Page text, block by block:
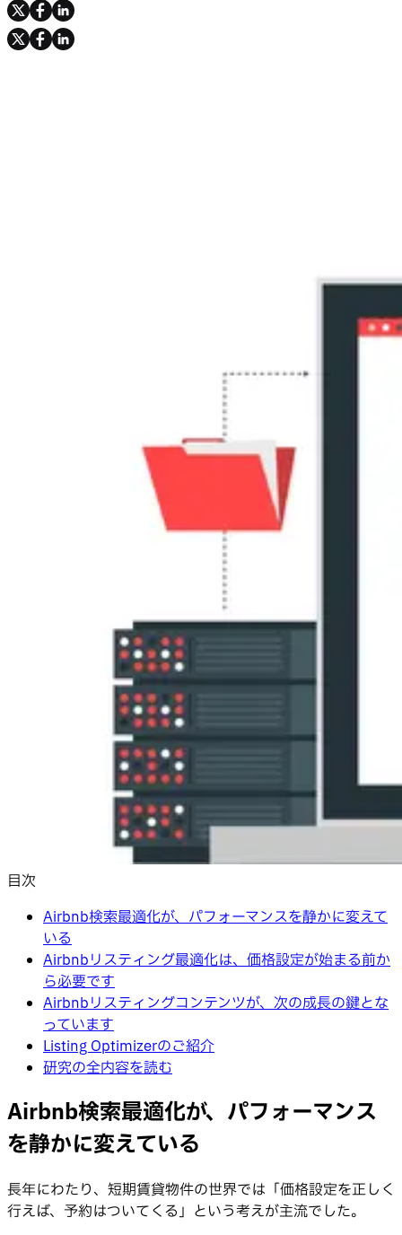
目次
Airbnb検索最適化が、パフォーマンスを静かに変えて
いる
Airbnbリスティング最適化は、価格設定が始まる前か
ら必要です
Airbnbリスティングコンテンツが、次の成長の鍵とな
っています
Listing Optimizerのご紹介
研究の全内容を読む
Airbnb検索最適化が、パフォーマンス
を静かに変えている
長年にわたり、短期賃貸物件の世界では「価格設定を正しく
行えば、予約はついてくる」という考えが主流でした。